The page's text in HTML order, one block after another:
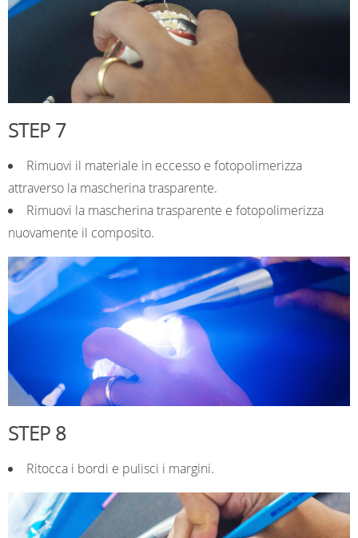
STEP 7
Rimuovi il materiale in eccesso e fotopolimerizza
attraverso la mascherina trasparente.
Rimuovi la mascherina trasparente e fotopolimerizza
nuovamente il composito.
STEP 8
Ritocca i bordi e pulisci i margini.